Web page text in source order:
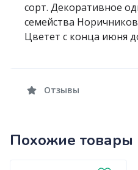
сорт. Декоративное
семейства
Цветет с конца июня
Отзывы
Похожие товары